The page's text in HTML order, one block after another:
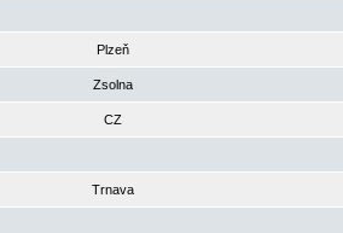
Plzeň
Zsolna
CZ
Trnava